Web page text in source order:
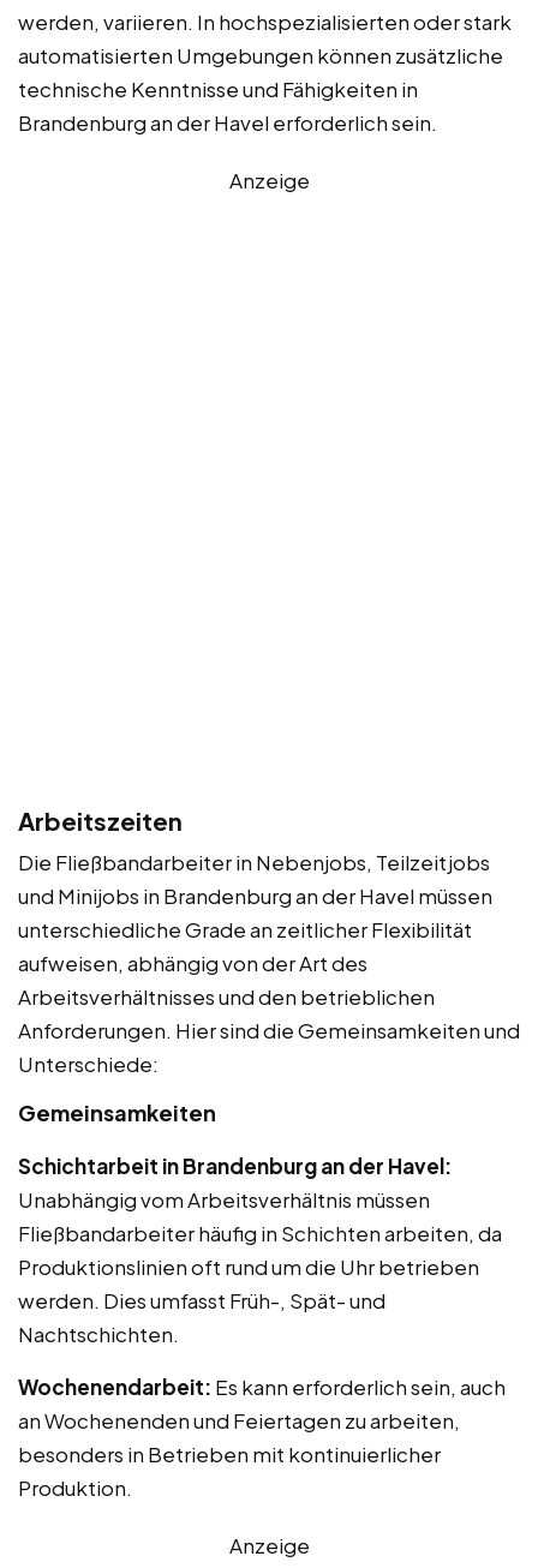
werden, variieren. In hochspezialisierten oder stark
automatisierten Umgebungen können zusätzliche
technische Kenntnisse und Fähigkeiten in
Brandenburg an der Havel erforderlich sein.
Anzeige
Arbeitszeiten
Die Fließbandarbeiter in Nebenjobs, Teilzeitjobs
und Minijobs in Brandenburg an der Havel müssen
unterschiedliche Grade an zeitlicher Flexibilität
aufweisen, abhängig von der Art des
Arbeitsverhältnisses und den betrieblichen
Anforderungen. Hier sind die Gemeinsamkeiten und
Unterschiede:
Gemeinsamkeiten
Schichtarbeit in Brandenburg an der Havel:
Unabhängig vom Arbeitsverhältnis müssen
Fließbandarbeiter häufig in Schichten arbeiten, da
Produktionslinien oft rund um die Uhr betrieben
werden. Dies umfasst Früh-, Spät- und
Nachtschichten.
Wochenendarbeit: Es kann erforderlich sein, auch
an Wochenenden und Feiertagen zu arbeiten,
besonders in Betrieben mit kontinuierlicher
Produktion.
Anzeige